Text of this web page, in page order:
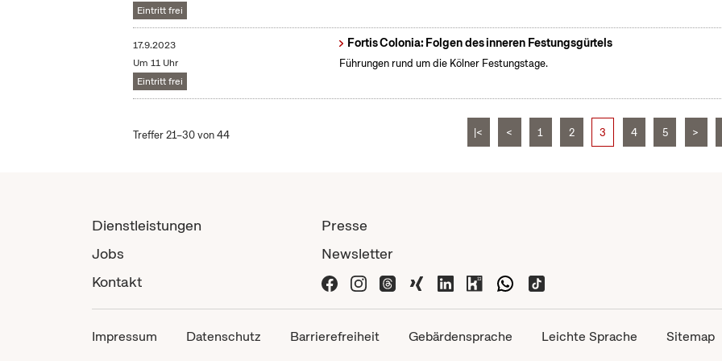
Eintritt frei
17.9.2023
Um 11 Uhr
Eintritt frei
Fortis Colonia: Folgen des inneren Festungsgürtels
Führungen rund um die Kölner Festungstage.
Treffer 21–30 von 44 |< < 1 2 3 4 5 >
Dienstleistungen
Jobs
Kontakt
Presse
Newsletter
Impressum Datenschutz Barrierefreiheit Gebärdensprache Leichte Sprache Sitemap